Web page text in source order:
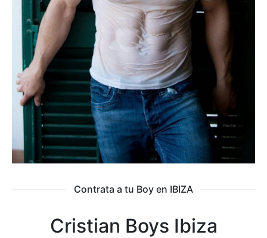
Contrata a tu Boy en IBIZA
Cristian Boys Ibiza